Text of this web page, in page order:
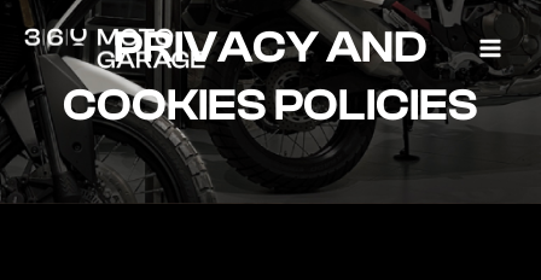
contenido
Privacy Policy
PRIVACY AND
COOKIES POLICIES